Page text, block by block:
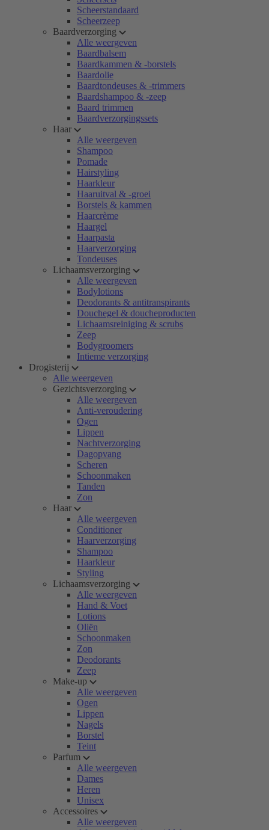
Scheerstandaard
Scheerzeep
Baardverzorging
Alle weergeven
Baardbalsem
Baardkammen & -borstels
Baardolie
Baardtondeuses & -trimmers
Baardshampoo & -zeep
Baard trimmen
Baardverzorgingssets
Haar
Alle weergeven
Shampoo
Pomade
Hairstyling
Haarkleur
Haaruitval & -groei
Borstels & kammen
Haarcrème
Haargel
Haarpasta
Haarverzorging
Tondeuses
Lichaamsverzorging
Alle weergeven
Bodylotions
Deodorants & antitranspirants
Douchegel & doucheproducten
Lichaamsreiniging & scrubs
Zeep
Bodygroomers
Intieme verzorging
Drogisterij
Alle weergeven
Gezichtsverzorging
Alle weergeven
Anti-veroudering
Ogen
Lippen
Nachtverzorging
Dagopvang
Scheren
Schoonmaken
Tanden
Zon
Haar
Alle weergeven
Conditioner
Haarverzorging
Shampoo
Haarkleur
Styling
Lichaamsverzorging
Alle weergeven
Hand & Voet
Lotions
Oliën
Schoonmaken
Zon
Deodorants
Zeep
Make-up
Alle weergeven
Ogen
Lippen
Nagels
Borstel
Teint
Parfum
Alle weergeven
Dames
Heren
Unisex
Accessoires
Alle weergeven